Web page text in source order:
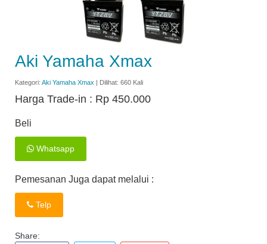
Aki Yamaha Xmax
Kategori: Aki Yamaha Xmax | Dilihat: 660 Kali
Harga Trade-in : Rp 450.000
Beli
Whatsapp
Pemesanan Juga dapat melalui :
Telp
Share: